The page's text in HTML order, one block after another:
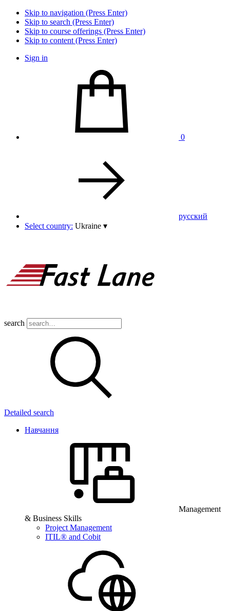
Skip to navigation (Press Enter)
Skip to search (Press Enter)
Skip to course offerings (Press Enter)
Skip to content (Press Enter)
Sign in
0
pусский
Select country: Ukraine ▾
search
Detailed search
Навчання
Management
& Business Skills
Project Management
ITIL® and Cobit